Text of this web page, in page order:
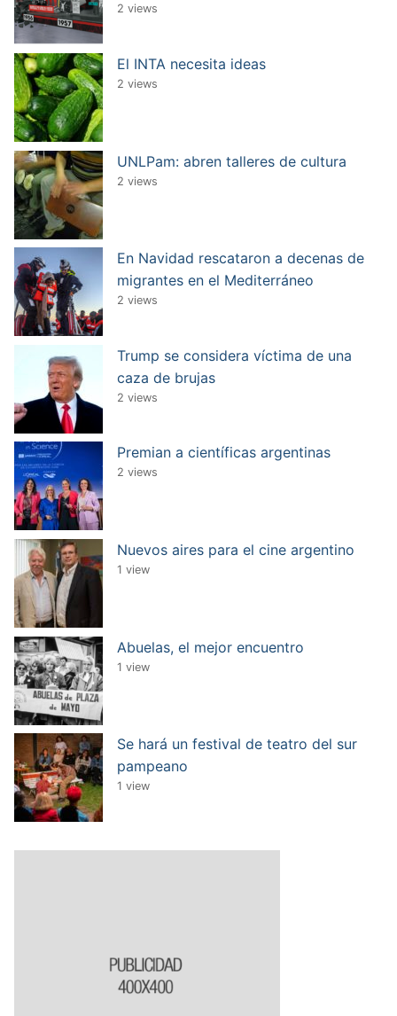
2 views
El INTA necesita ideas
2 views
UNLPam: abren talleres de cultura
2 views
En Navidad rescataron a decenas de
migrantes en el Mediterráneo
2 views
Trump se considera víctima de una
caza de brujas
2 views
Premian a científicas argentinas
2 views
Nuevos aires para el cine argentino
1 view
Abuelas, el mejor encuentro
1 view
Se hará un festival de teatro del sur
pampeano
1 view